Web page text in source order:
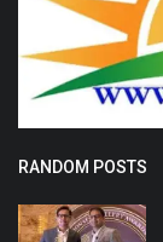
RANDOM POSTS